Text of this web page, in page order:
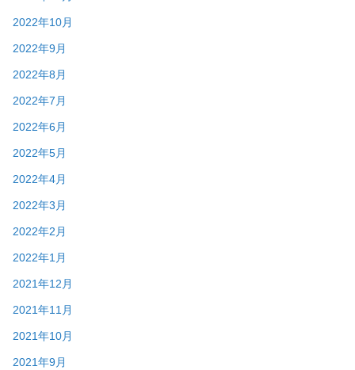
2022年10月
2022年9月
2022年8月
2022年7月
2022年6月
2022年5月
2022年4月
2022年3月
2022年2月
2022年1月
2021年12月
2021年11月
2021年10月
2021年9月